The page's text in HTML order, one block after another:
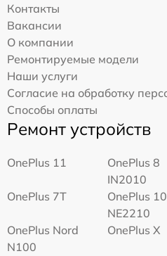
Контакты
Вакансии
О компании
Ремонтируемые модели
Наши услуги
Согласие на обработку
Способы оплаты
Ремонт устройств
OnePlus 11
OnePlus 8
IN2010
OnePlus 7T
OnePlus
NE2210
OnePlus Nord
N100
OnePlus X